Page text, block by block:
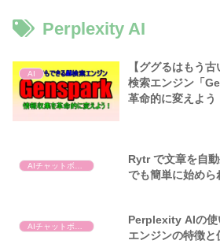
Perplexity AI
AI
【ググるはもう
検索エンジン「
革命的に変えよう
AIチャットボット
Rytr で文章を自
でも簡単に始めら
Perplexity AIの使
エンジンの特徴と